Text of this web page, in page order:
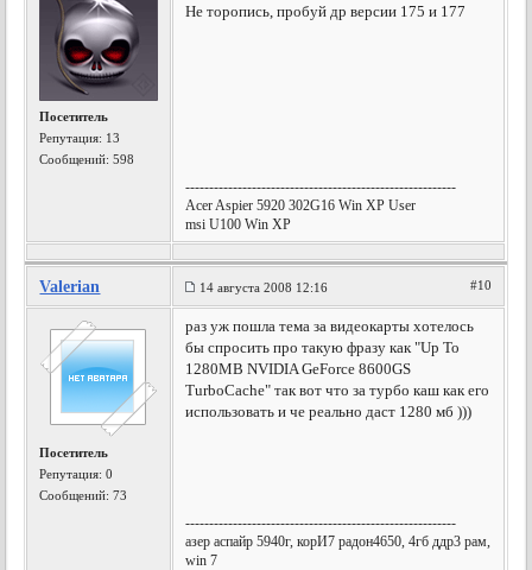
Посетитель
Репутация: 13
Сообщений: 598
Не торопись, пробуй др версии 175 и 177
---------------------------------------------------------
Acer Aspier 5920 302G16 Win XP User
msi U100 Win XP
Valerian 14 августа 2008 12:16 #10
Посетитель
Репутация:0
Сообщений: 73
раз уж пошла тема за видеокарты хотелось
бы спросить про такую фразу как "Up To
1280MB NVIDIA GeForce 8600GS
TurboCache" так вот что за турбо каш как его
использовать и че реально даст 1280 мб )))
---------------------------------------------------------
азер аспайр 5940г, корИ7 радон4650, 4гб ддр3 рам,
win 7